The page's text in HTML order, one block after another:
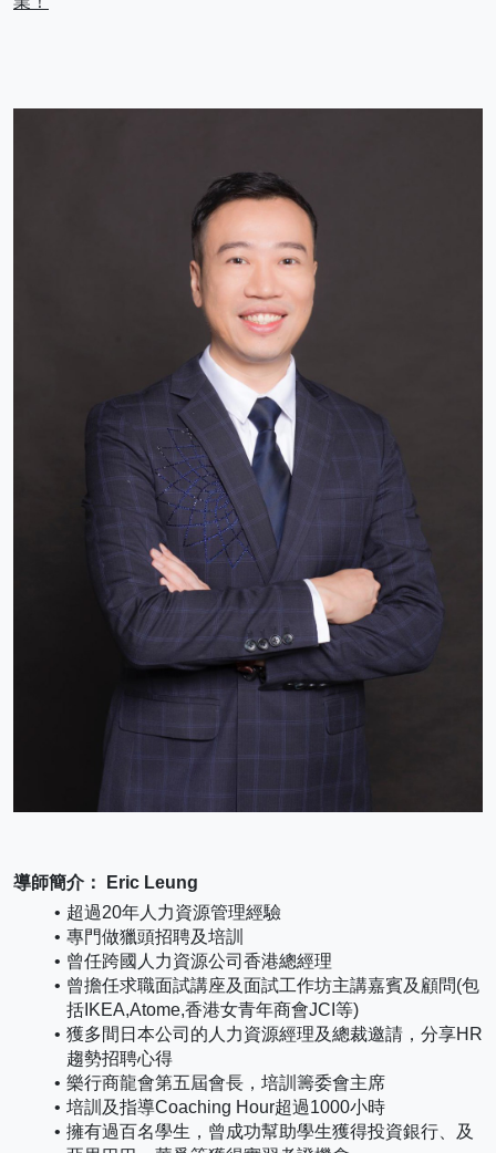
導師簡介： Eric Leung
超過20年人力資源管理經驗
專門做獵頭招聘及培訓
曾任跨國人力資源公司香港總經理
曾擔任求職面試講座及面試工作坊主講嘉賓及顧問(包
括IKEA,Atome,香港女青年商會JCI等)
獲多間日本公司的人力資源經理及總裁邀請，分享HR
趨勢招聘心得
樂行商龍會第五屆會長，培訓籌委會主席
培訓及指導Coaching Hour超過1000小時
擁有過百名學生，曾成功幫助學生獲得投資銀行、及